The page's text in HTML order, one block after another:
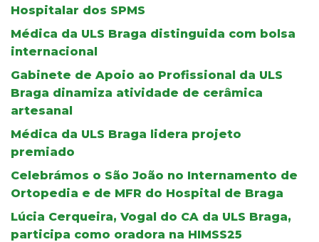
Hospitalar dos SPMS
Médica da ULS Braga distinguida com bolsa
internacional
Gabinete de Apoio ao Profissional da ULS
Braga dinamiza atividade de cerâmica
artesanal
Médica da ULS Braga lidera projeto
premiado
Celebrámos o São João no Internamento de
Ortopedia e de MFR do Hospital de Braga
Lúcia Cerqueira, Vogal do CA da ULS Braga,
participa como oradora na HIMSS25